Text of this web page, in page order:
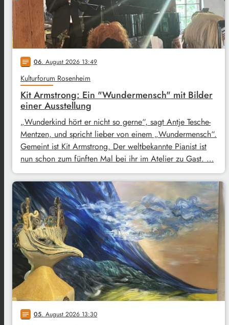
notes 06. August 2026 13:49
Kulturforum Rosenheim
Kit Armstrong: Ein "Wundermensch" mit Bilder
einer Ausstellung
„Wunderkind hört er nicht so gerne“, sagt Antje Tesche-
Mentzen, und spricht lieber von einem „Wundermensch“.
Gemeint ist Kit Armstrong. Der weltbekannte Pianist ist
nun schon zum fünften Mal bei ihr im Atelier zu Gast. …
notes 05. August 2026 13:30